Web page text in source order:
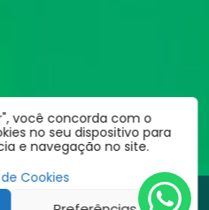
você concorda com o
no seu dispositivo para
e navegação no site.
Cookies
os direitos estão reservados.